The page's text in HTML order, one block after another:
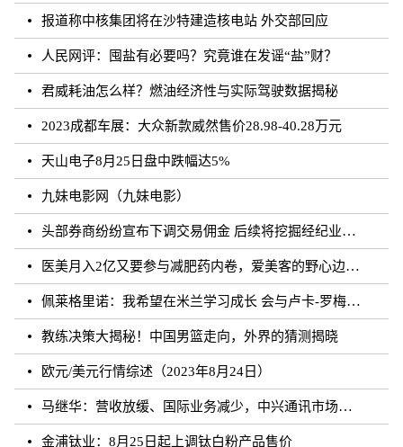
报道称中核集团将在沙特建造核电站 外交部回应
人民网评：囤盐有必要吗？究竟谁在发谣“盐”财？
君威耗油怎么样？燃油经济性与实际驾驶数据揭秘
2023成都车展：大众新款威然售价28.98-40.28万元
天山电子8月25日盘中跌幅达5%
九妹电影网（九妹电影）
头部券商纷纷宣布下调交易佣金 后续将挖掘经纪业务佣金降费潜力
医美月入2亿又要参与减肥药内卷，爱美客的野心边界在哪？
佩莱格里诺：我希望在米兰学习成长 会与卢卡-罗梅罗团结互助
教练决策大揭秘！中国男篮走向，外界的猜测揭晓
欧元/美元行情综述（2023年8月24日）
马继华：营收放缓、国际业务减少，中兴通讯市场重心向国内靠拢？
金浦钛业：8月25日起上调钛白粉产品售价